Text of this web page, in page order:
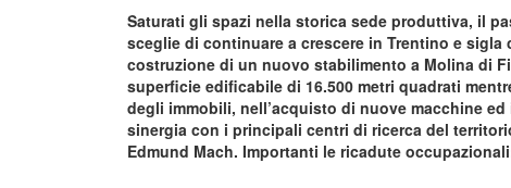
Saturati gli spazi nella storica sede produttiva, il
sceglie di continuare a crescere in Trentino e
costruzione di un nuovo stabilimento a Molina di
superficie edificabile di 16.500 metri quadrati
degli immobili, nell’acquisto di nuove macchine
sinergia con i principali centri di ricerca del
Edmund Mach. Importanti le ricadute